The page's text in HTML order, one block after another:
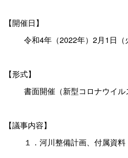
【開催日】
令和4年（2022年）2月1日（
【形式】
書面開催（新型コロナウイル
【議事内容】
１．河川整備計画、付属資